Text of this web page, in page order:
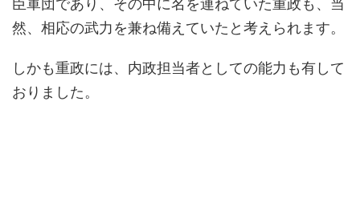
臣軍団であり、その中に名を連ねていた重政も、当
然、相応の武力を兼ね備えていたと考えられます。
しかも重政には、内政担当者としての能力も有して
おりました。